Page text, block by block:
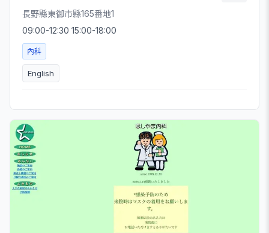
長野縣東御市縣165番地1
09:00-12:30 15:00-18:00
內科
English